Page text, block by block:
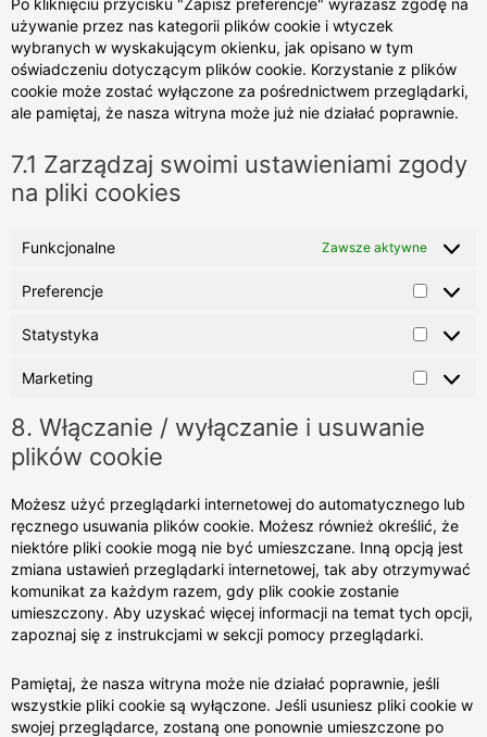
używanie przez nas kategorii plików cookie i wtyczek
wybranych w wyskakującym okienku, jak opisano w tym
oświadczeniu dotyczącym plików cookie. Korzystanie z plików
cookie może zostać wyłączone za pośrednictwem przeglądarki,
ale pamiętaj, że nasza witryna może już nie działać poprawnie.
7.1 Zarządzaj swoimi ustawieniami zgody
na pliki cookies
Funkcjonalne Zawsze aktywne
Preferencje
Statystyka
Marketing
8. Włączanie / wyłączanie i usuwanie
plików cookie
Możesz użyć przeglądarki internetowej do automatycznego lub
ręcznego usuwania plików cookie. Możesz również określić, że
niektóre pliki cookie mogą nie być umieszczane. Inną opcją jest
zmiana ustawień przeglądarki internetowej, tak aby otrzymywać
komunikat za każdym razem, gdy plik cookie zostanie
umieszczony. Aby uzyskać więcej informacji na temat tych opcji,
zapoznaj się z instrukcjami w sekcji pomocy przeglądarki.
Pamiętaj, że nasza witryna może nie działać poprawnie, jeśli
wszystkie pliki cookie są wyłączone. Jeśli usuniesz pliki cookie w
swojej przeglądarce, zostaną one ponownie umieszczone po